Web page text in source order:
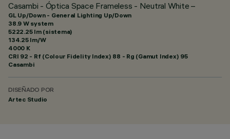
Casambi - Óptica Space Frameless - Neutral White –
GL Up/Down - General Lighting Up/Down
38.9 W system
5222.25 lm (sistema)
134.25 lm/W
4000 K
CRI 92 - Rf (Colour Fidelity Index) 88 - Rg (Gamut Index) 95
Casambi
DISEÑADO POR
Artec Studio